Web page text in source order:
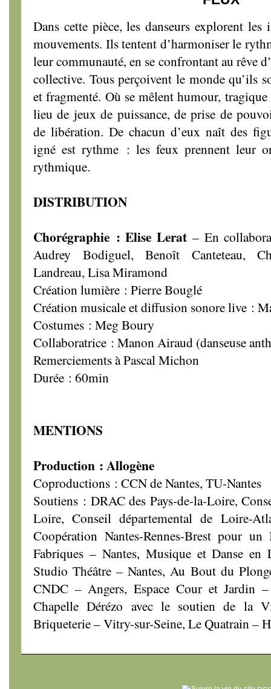
Dans cette pièce, les danseurs explorent
mouvements. Ils tentent d’harmoniser le
leur communauté, en se confrontant au rêve
collective. Tous perçoivent le monde qu’ils
et fragmenté. Où se mêlent humour,
lieu de jeux de puissance, de prise de
de libération. De chacun d’eux naît des
igné est rythme : les feux prennent leur
rythmique.
DISTRIBUTION
Chorégraphie : Elise Lerat – En
Audrey Bodiguel, Benoît Canteteau,
Landreau, Lisa Miramond
Création lumière : Pierre Bouglé
Création musicale et diffusion sonore live :
Costumes : Meg Boury
Collaboratrice : Manon Airaud (danseuse
Remerciements à Pascal Michon
Durée : 60min
MENTIONS
Production : Allogène
Coproductions : CCN de Nantes, TU-Nantes
Soutiens : DRAC des Pays-de-la-Loire,
Loire, Conseil départemental de Loire-
Coopération Nantes-Rennes-Brest pour
Fabriques – Nantes, Musique et Danse en
Studio Théâtre – Nantes, Au Bout du
CNDC – Angers, Espace Cour et Jardin
Chapelle Dérézo avec le soutien de la
Briqueterie – Vitry-sur-Seine, Le Quatrain –